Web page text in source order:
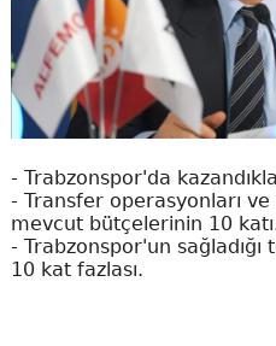
- Trabzonspor'da
- Transfer operasyonları
mevcut bütçelerinin 10
- Trabzonspor'un
10 kat fazlası.